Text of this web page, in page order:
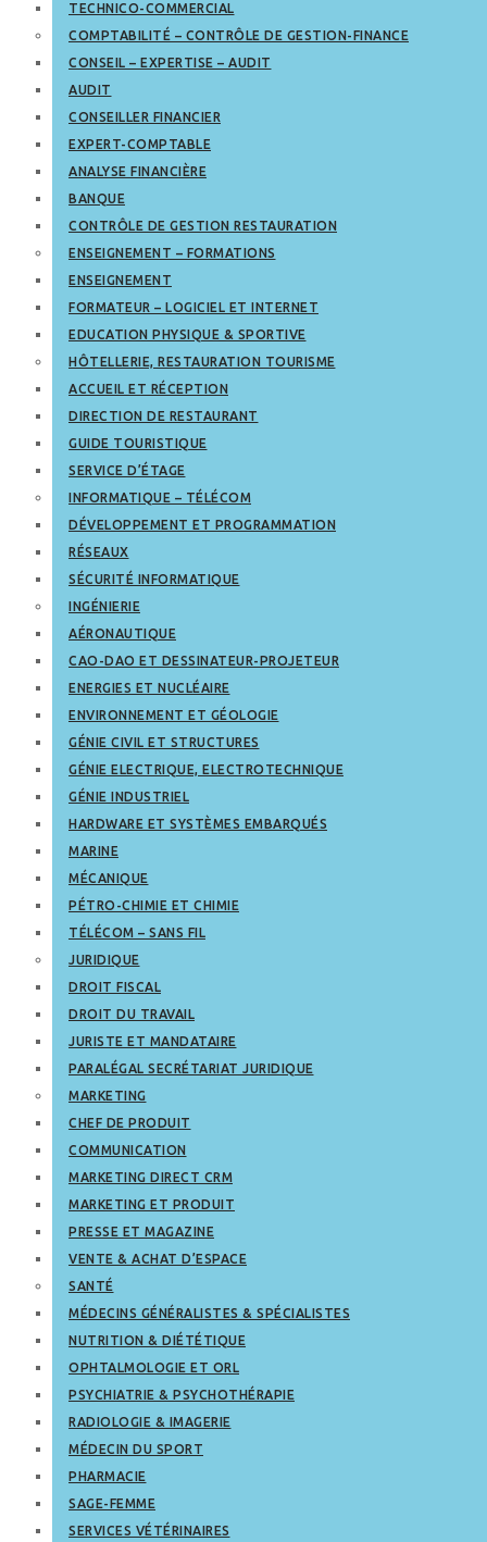
TECHNICO-COMMERCIAL
COMPTABILITÉ – CONTRÔLE DE GESTION-FINANCE
CONSEIL – EXPERTISE – AUDIT
AUDIT
CONSEILLER FINANCIER
EXPERT-COMPTABLE
ANALYSE FINANCIÈRE
BANQUE
CONTRÔLE DE GESTION RESTAURATION
ENSEIGNEMENT – FORMATIONS
ENSEIGNEMENT
FORMATEUR – LOGICIEL ET INTERNET
EDUCATION PHYSIQUE & SPORTIVE
HÔTELLERIE, RESTAURATION TOURISME
ACCUEIL ET RÉCEPTION
DIRECTION DE RESTAURANT
GUIDE TOURISTIQUE
SERVICE D’ÉTAGE
INFORMATIQUE – TÉLÉCOM
DÉVELOPPEMENT ET PROGRAMMATION
RÉSEAUX
SÉCURITÉ INFORMATIQUE
INGÉNIERIE
AÉRONAUTIQUE
CAO-DAO ET DESSINATEUR-PROJETEUR
ENERGIES ET NUCLÉAIRE
ENVIRONNEMENT ET GÉOLOGIE
GÉNIE CIVIL ET STRUCTURES
GÉNIE ELECTRIQUE, ELECTROTECHNIQUE
GÉNIE INDUSTRIEL
HARDWARE ET SYSTÈMES EMBARQUÉS
MARINE
MÉCANIQUE
PÉTRO-CHIMIE ET CHIMIE
TÉLÉCOM – SANS FIL
JURIDIQUE
DROIT FISCAL
DROIT DU TRAVAIL
JURISTE ET MANDATAIRE
PARALÉGAL SECRÉTARIAT JURIDIQUE
MARKETING
CHEF DE PRODUIT
COMMUNICATION
MARKETING DIRECT CRM
MARKETING ET PRODUIT
PRESSE ET MAGAZINE
VENTE & ACHAT D’ESPACE
SANTÉ
MÉDECINS GÉNÉRALISTES & SPÉCIALISTES
NUTRITION & DIÉTÉTIQUE
OPHTALMOLOGIE ET ORL
PSYCHIATRIE & PSYCHOTHÉRAPIE
RADIOLOGIE & IMAGERIE
MÉDECIN DU SPORT
PHARMACIE
SAGE-FEMME
SERVICES VÉTÉRINAIRES